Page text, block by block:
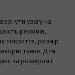
увагу на
режимів,
покриття, розмір
Для
за розміром і